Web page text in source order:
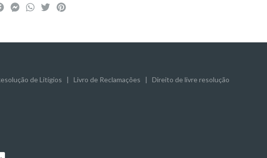
de Litígios | Livro de Reclamações | Direito de livre resolução